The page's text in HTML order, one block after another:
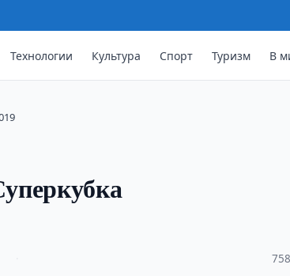
Технологии Культура Спорт Туризм В